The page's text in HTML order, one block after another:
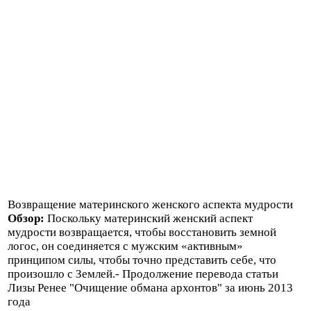
Возвращение материнского женского аспекта мудрости
Обзор: Поскольку материнский женский аспект
мудрости возвращается, чтобы восстановить земной
логос, он соединяется с мужским «активным»
принципом силы, чтобы точно представить себе, что
произошло с Землей.- Продолжение перевода статьи
Лизы Ренее "Очищение обмана архонтов" за июнь 2013
года